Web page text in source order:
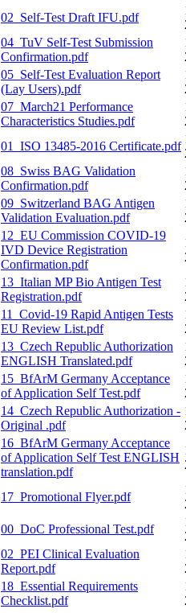
02_Self-Test Draft IFU.pdf
04_TuV Self-Test Submission
Confirmation.pdf
05_Self-Test Evaluation Report
(Lay Users).pdf
07_March21 Performance
Characteristics Studies.pdf
01_ISO 13485-2016 Certificate.pdf
08_Swiss BAG Validation
Confirmation.pdf
09_Switzerland BAG Antigen
Validation Evaluation.pdf
12_EU Commission COVID-19
IVD Device Registration
Confirmation.pdf
13_Italian MP Bio Antigen Test
Registration.pdf
11_Covid-19 Rapid Antigen Tests
EU Review List.pdf
13_Czech Republic Authorization
ENGLISH Translated.pdf
15_BfArM Germany Acceptance
of Application Self Test.pdf
14_Czech Republic Authorization -
Original .pdf
16_BfArM Germany Acceptance
of Application Self Test ENGLISH
translation.pdf
17_Promotional Flyer.pdf
00_DoC Professional Test.pdf
02_PEI Clinical Evaluation
Report.pdf
18_Essential Requirements
Checklist.pdf